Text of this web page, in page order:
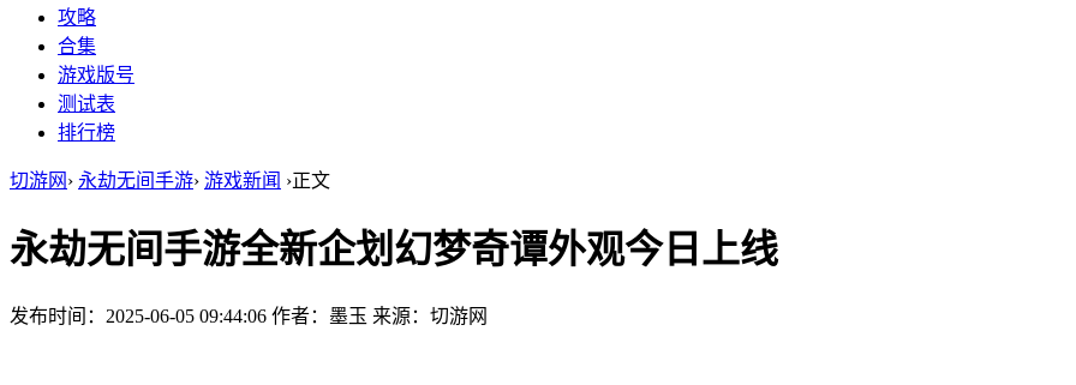
攻略
合集
游戏版号
测试表
排行榜
切游网 › 永劫无间手游› 游戏新闻 ›正文
永劫无间手游全新企划幻梦奇谭外观今日上线
发布时间：2025-06-05 09:44:06 作者：墨玉 来源：切游网